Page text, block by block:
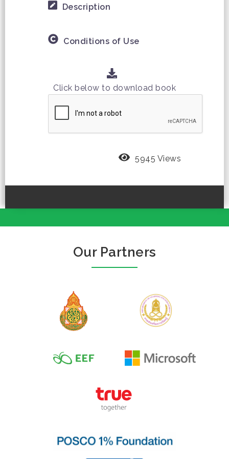
Description
Conditions of Use
Click below to download book
5945 Views
Our Partners